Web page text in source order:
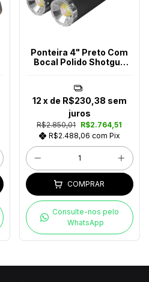
Ponteira 4" Preto Com
Bocal Polido Shotgun
R$2.850,01 R$2.764,51
R$2.488,06 com Pix
12 x de R$230,38 sem
juros
COMPRAR
Consulte-nos pelo
WhatsApp